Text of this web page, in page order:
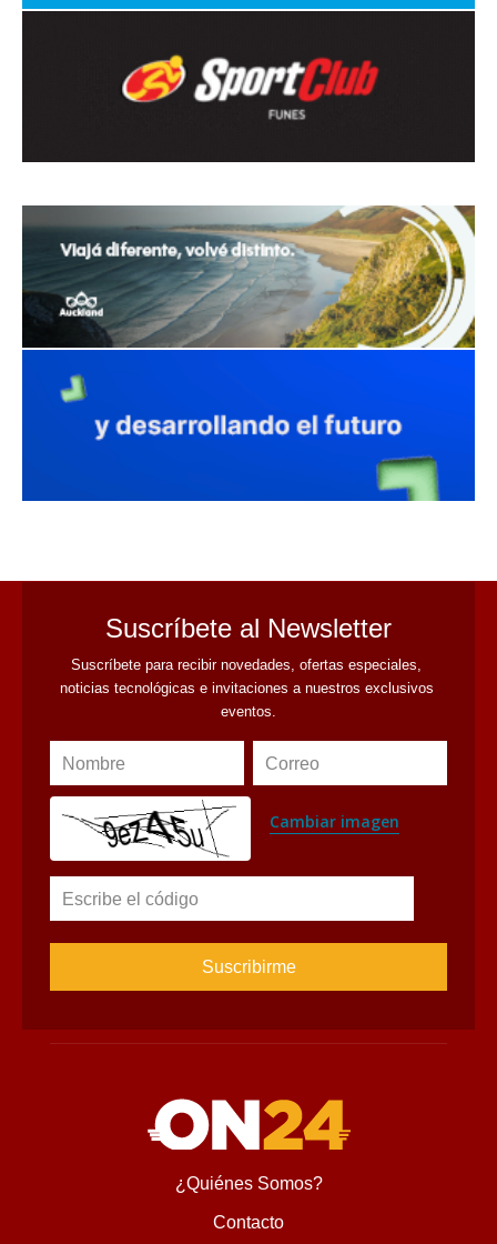
Suscríbete al Newsletter
Suscríbete para recibir novedades, ofertas especiales,
noticias tecnológicas e invitaciones a nuestros exclusivos
eventos.
Nombre Correo
Cambiar imagen
Escribe el código
¿Quiénes Somos?
Contacto